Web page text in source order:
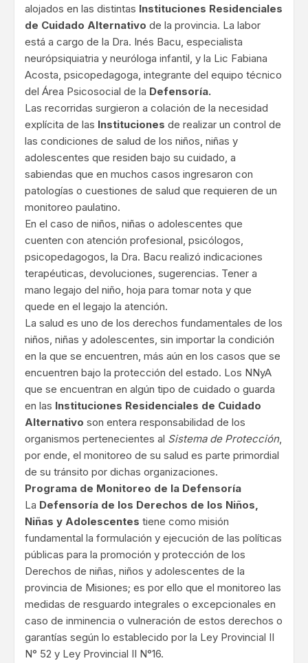
alojados en las distintas Instituciones Residenciales
de Cuidado Alternativo de la provincia. La labor
está a cargo de la Dra. Inés Bacu, especialista
neurópsiquiatria y neuróloga infantil, y la Lic Fabiana
Acosta, psicopedagoga, integrante del equipo técnico
del Área Psicosocial de la Defensoría.
Las recorridas surgieron a colación de la necesidad
explícita de las Instituciones de realizar un control de
las condiciones de salud de los niños, niñas y
adolescentes que residen bajo su cuidado, a
sabiendas que en muchos casos ingresaron con
patologías o cuestiones de salud que requieren de un
monitoreo paulatino.
En el caso de niños, niñas o adolescentes que
cuenten con atención profesional, psicólogos,
psicopedagogos, la Dra. Bacu realizó indicaciones
terapéuticas, devoluciones, sugerencias. Tener a
mano legajo del niño, hoja para tomar nota y que
quede en el legajo la atención.
La salud es uno de los derechos fundamentales de los
niños, niñas y adolescentes, sin importar la condición
en la que se encuentren, más aún en los casos que se
encuentren bajo la protección del estado. Los NNyA
que se encuentran en algún tipo de cuidado o guarda
en las Instituciones Residenciales de Cuidado
Alternativo son entera responsabilidad de los
organismos pertenecientes al Sistema de Protección,
por ende, el monitoreo de su salud es parte primordial
de su tránsito por dichas organizaciones.
Programa de Monitoreo de la Defensoría
La Defensoría de los Derechos de los Niños,
Niñas y Adolescentes tiene como misión
fundamental la formulación y ejecución de las políticas
públicas para la promoción y protección de los
Derechos de niñas, niños y adolescentes de la
provincia de Misiones; es por ello que el monitoreo las
medidas de resguardo integrales o excepcionales en
caso de inminencia o vulneración de estos derechos o
garantías según lo establecido por la Ley Provincial II
N° 52 y Ley Provincial II N°16.